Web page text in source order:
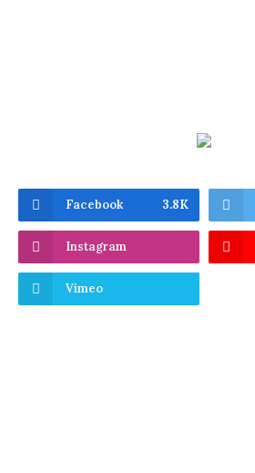
Facebook 3.8K
Instagram
Vimeo